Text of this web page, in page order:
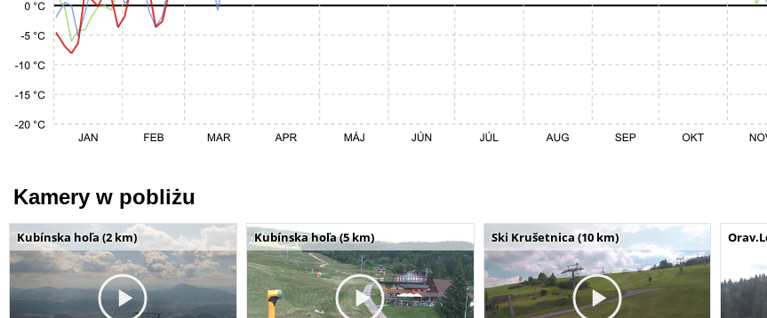
Kamery w pobliżu
Kubínska hoľa (2 km) Kubínska hoľa (5 km) Ski Krušetnica (10 km)